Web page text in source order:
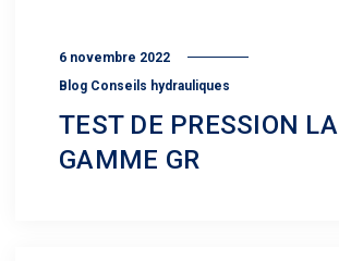
6 novembre 2022
Blog Conseils hydrauliques
TEST DE PRESSION LA
GAMME GR